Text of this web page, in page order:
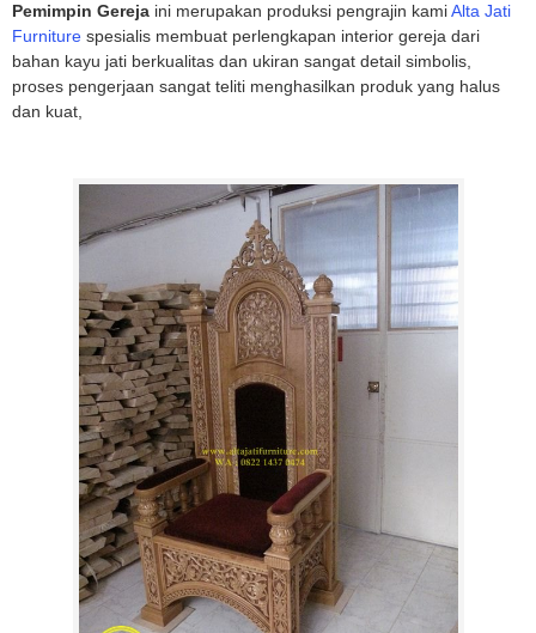
Pemimpin Gereja ini merupakan produksi pengrajin kamiAlta Jati
Furniture spesialis membuat perlengkapan interior gereja dari
bahan kayu jati berkualitas dan ukiran sangat detail simbolis,
proses pengerjaan sangat teliti menghasilkan produk yang halus
dan kuat,